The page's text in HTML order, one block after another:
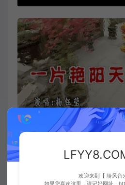
欢迎来到【 聆风音
如果您喜欢这里，请记好网址：